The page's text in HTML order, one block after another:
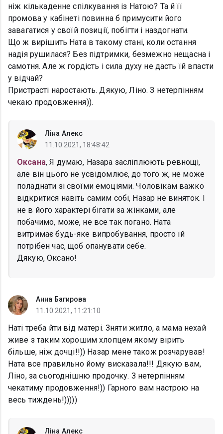
ніж кількаденне спілкування із Натою? Та й її
промова у кабінеті повинна б примусити його
завагатися у своїй позиції, побігти і наздогнати.
Що ж вирішить Ната в такому стані, коли остання
надія рушилася? Без підтримки, безмежно нещасна і
самотня. Але ж гордість і сила духу не дасть їй впасти
у відчай?
Пристрасті наростають. Дякую, Ліно. З нетерпінням
чекаю продовження)).
Ліна Алекс
11.10.2021, 18:48:42
Оксана, Я думаю, Назара засліплюють ревнощі,
але він цього не усвідомлює, до того ж, не може
поладнати зі своїми емоціями. Чоловікам важко
відкритися навіть самим собі, Назар не виняток. І
не в його характері бігати за жінками, але
побачимо, може, не все так погано. Ната
витримає будь-яке випробування, просто їй
потрібен час, щоб опанувати себе.
Дякую, Оксано!
Анна Багирова
11.10.2021, 11:21:10
Наті треба йти від матері. Зняти житло, а мама нехай
живе з таким хорошим хлопцем якому вірить
більше, ніж дочці!!)) Назар мене також розчарував!
Ната все правильно йому висказала!!! Дякую вам,
Ліно, за сьогоднішню продочку. З нетерпінням
чекатиму продовження!)) Гарного вам настрою на
весь тиждень!)))))
Ліна Алекс